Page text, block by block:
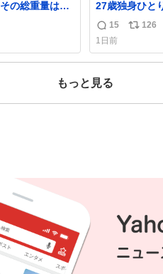
の総重量は亡
です。 鑑賞者
った人の一部
なりました。
ッカ味😳✨ #ポ
27歳独身ひと
呑みながらキ
返
信
数
15
リ
ス
126
1日前
もっと見る